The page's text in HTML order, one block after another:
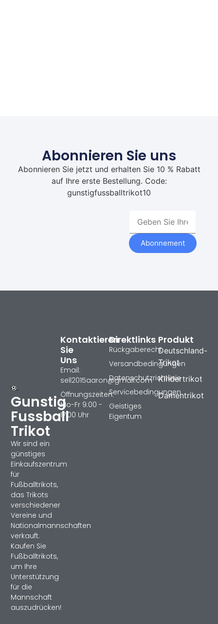
Abonnieren Sie uns
Abonnieren Sie jetzt und erhalten Sie 10 % Rabatt
auf Ihre erste Bestellung. Code:
gunstigfussballtrikot10
Abonnement
Gunstig
Fussball
Trikot
Wir sind ein
günstiges
Einkaufszentrum
für
Fußballtrikots,
das Trikots
verschiedener
Vereine und
Nationalmannschaften
verkauft.
Kaufen Sie
Fußballtrikots,
um Ihre
Unterstützung
für die
Mannschaft
auszudrücken!
Produkt
Deutschland-
Trikot
Kindertrikot
Damentrikot
Direktlinks
Rückgaberecht
Versandbedingungen
Datenschutzrichtlinie
Servicebedingungen
Geistiges
Eigentum
Kontaktieren
Sie
Uns
Email:
sell2015aaron@gmail.com
Öffnungszeiten:
Mo-Fr 9:00 -
17:00 Uhr